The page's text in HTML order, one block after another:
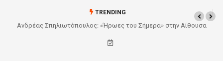
TRENDING
Από το Σχέδιο στην Πραγματικότητα